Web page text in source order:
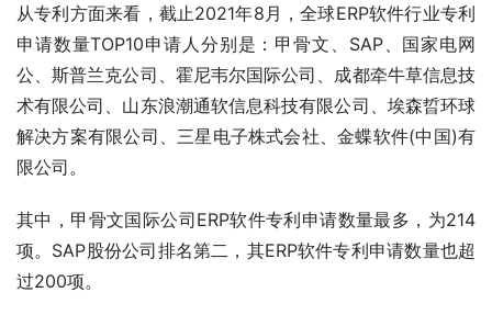
从专利方面来看，截止2021年8月，全球ERP软件行业专利
申请数量TOP10申请人分别是：甲骨文、SAP、国家电网
公、斯普兰克公司、霍尼韦尔国际公司、成都牵牛草信息技
术有限公司、山东浪潮通软信息科技有限公司、埃森晢环球
解决方案有限公司、三星电子株式会社、金蝶软件(中国)有
限公司。
其中，甲骨文国际公司ERP软件专利申请数量最多，为214
项。SAP股份公司排名第二，其ERP软件专利申请数量也超
过200项。